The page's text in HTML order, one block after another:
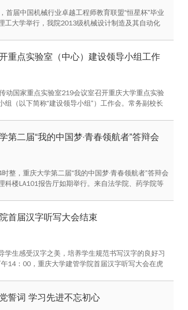
首届中国机械行业卓越工程师教育联盟“恒星杯”毕业
工大学举行，我院2013级机械设计制造及其自动化
重点实验室（中心）建设领导小组工作
动国家重点实验室219会议室召开重庆大学重点实验
组（以下简称“建设领导小组”）工作会。常务副校长
第二届“我的中国梦·青春领航者”答辩会
整，重庆大学第二届“我的中国梦·青春领航者”答辩会
科楼LA101报告厅如期举行。来自法学院、药学院等
首届汉字听写大会结束
学生感受汉字之美，培养学生规范书写汉字的良好习
14：00，重庆大学建管学院首届汉字听写大会在虎
誓词 学习先进不忘初心